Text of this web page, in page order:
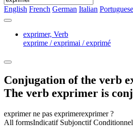
English French German Italian Portuguese
exprimer, Verb
exprime / exprimai / exprimé
Conjugation of the verb
The verb exprimer is
exprimerne pas exprimerexprimer ?
All formsIndicatif Subjonctif Conditionnel